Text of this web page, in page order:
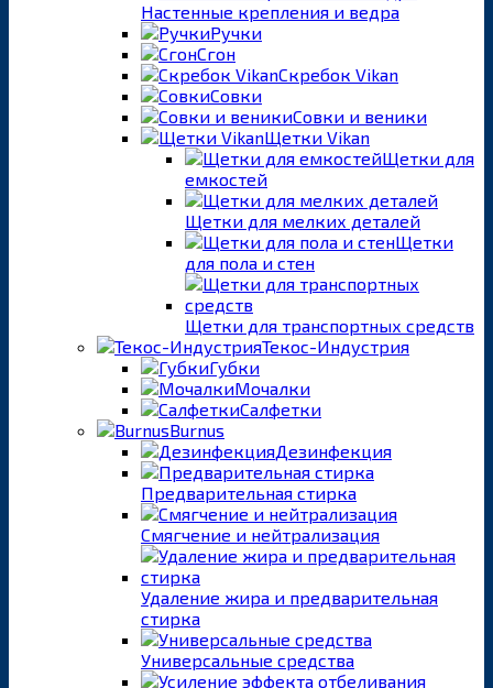
Настенные крепления и ведра
Ручки
Сгон
Скребок Vikan
Совки
Совки и веники
Щетки Vikan
Щетки для
емкостей
Щетки для мелких деталей
Щетки
для пола и стен
Щетки для транспортных средств
Текос-Индустрия
Губки
Мочалки
Салфетки
Burnus
Дезинфекция
Предварительная стирка
Смягчение и нейтрализация
Удаление жира и предварительная
стирка
Универсальные средства